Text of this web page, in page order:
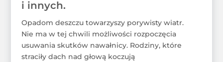
i innych.
Opadom deszczu towarzyszy porywisty wiatr.
Nie ma w tej chwili możliwości rozpoczęcia
usuwania skutków nawałnicy. Rodziny, które
straciły dach nad głową koczują